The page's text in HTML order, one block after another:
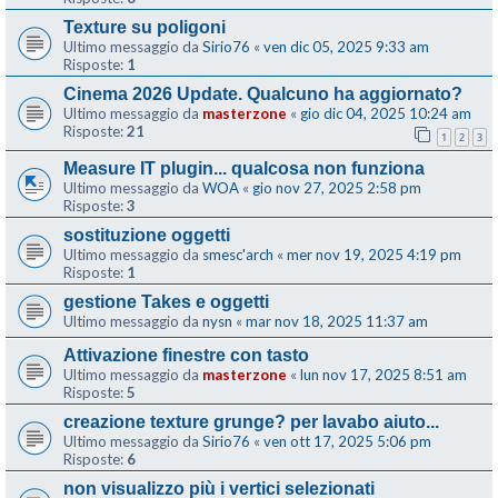
Texture su poligoni
Ultimo messaggio da Sirio76 « ven dic 05, 2025 9:33 am
Risposte: 1
Cinema 2026 Update. Qualcuno ha aggiornato?
Ultimo messaggio da masterzone « gio dic 04, 2025 10:24 am
Risposte:21 1 2 3
Measure IT plugin... qualcosa non funziona
Ultimo messaggio da WOA « gio nov 27, 2025 2:58 pm
Risposte:3
sostituzione oggetti
Ultimo messaggio da smesc'arch « mer nov 19, 2025 4:19 pm
Risposte: 1
gestione Takes e oggetti
Ultimo messaggio da nysn « mar nov 18, 2025 11:37 am
Attivazione finestre con tasto
Ultimo messaggio da masterzone « lun nov 17, 2025 8:51 am
Risposte:5
creazione texture grunge? per lavabo aiuto...
Ultimo messaggio da Sirio76 « ven ott 17, 2025 5:06 pm
Risposte: 6
non visualizzo più i vertici selezionati